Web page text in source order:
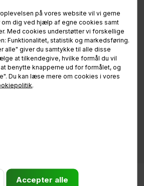
på vores website vil vi gerne
dig ved hjælp af egne cookies samt
Med cookies understøtter vi forskellige
Funktionalitet, statistik og markedsføring.
alle" giver du samtykke til alle disse
at tilkendegive, hvilke formål du vil
benytte knapperne ud for formålet, og
Du kan læse mere om cookies i vores
.
-
2 mdr service